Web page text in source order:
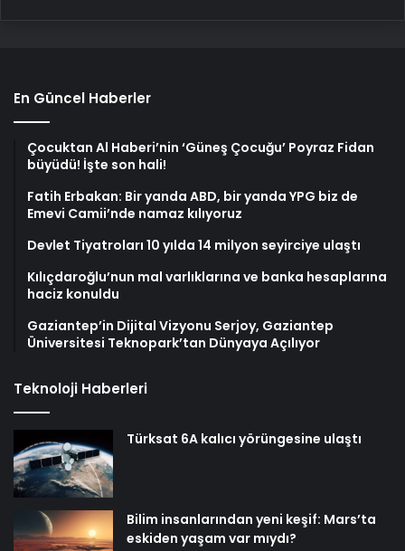
En Güncel Haberler
Çocuktan Al Haberi’nin ‘Güneş Çocuğu’ Poyraz Fidan
büyüdü! İşte son hali!
Fatih Erbakan: Bir yanda ABD, bir yanda YPG biz de
Emevi Camii’nde namaz kılıyoruz
Devlet Tiyatroları 10 yılda 14 milyon seyirciye ulaştı
Kılıçdaroğlu’nun mal varlıklarına ve banka hesaplarına
haciz konuldu
Gaziantep’in Dijital Vizyonu Serjoy, Gaziantep
Üniversitesi Teknopark’tan Dünyaya Açılıyor
Teknoloji Haberleri
Türksat 6A kalıcı yörüngesine ulaştı
Bilim insanlarından yeni keşif: Mars’ta
eskiden yaşam var mıydı?